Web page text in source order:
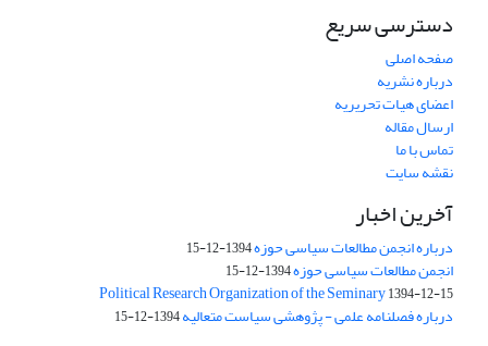
دسترسی سریع
صفحه اصلی
درباره نشریه
اعضای هیات تحریریه
ارسال مقاله
تماس با ما
نقشه سایت
آخرین اخبار
درباره انجمن مطالعات سیاسی حوزه1394-12-15
انجمن مطالعات سیاسی حوزه1394-12-15
Political Research Organization of the Seminary1394-12-15
درباره فصلنامه علمی - پژوهشی سیاست متعالیه1394-12-15